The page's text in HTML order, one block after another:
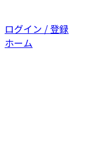
ログイン / 登録
ホーム